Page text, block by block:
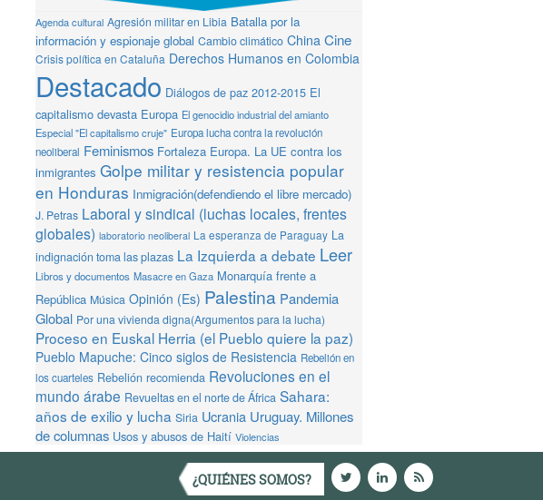
Agenda cultural Agresión militar en Libia Batalla por la
información y espionaje global Cambio climático China Cine
Crisis política en Cataluña Derechos Humanos en Colombia
Destacado Diálogos de paz 2012-2015 El
capitalismo devasta Europa El genocidio industrial del amianto
Especial "El capitalismo cruje" Europa lucha contra la revolución
neoliberal Feminismos Fortaleza Europa. La UE contra los
inmigrantes Golpe militar y resistencia popular
en Honduras Inmigración(defendiendo el libre mercado)
J. Petras Laboral y sindical (luchas locales, frentes
globales) laboratorio neoliberal La esperanza de Paraguay La
indignación toma las plazas La Izquierda a debate Leer
Libros y documentos Masacre en Gaza Monarquía frente a
República Música Opinión (Es) Palestina Pandemia
Global Por una vivienda digna(Argumentos para la lucha)
Proceso en Euskal Herria (el Pueblo quiere la paz)
Pueblo Mapuche: Cinco siglos de Resistencia Rebelión en
los cuarteles Rebelión recomienda Revoluciones en el
mundo árabe Revueltas en el norte de África Sahara:
años de exilio y lucha Siria Ucrania Uruguay. Millones
de columnas Usos y abusos de Haití Violencias
¿QUIÉNES SOMOS?